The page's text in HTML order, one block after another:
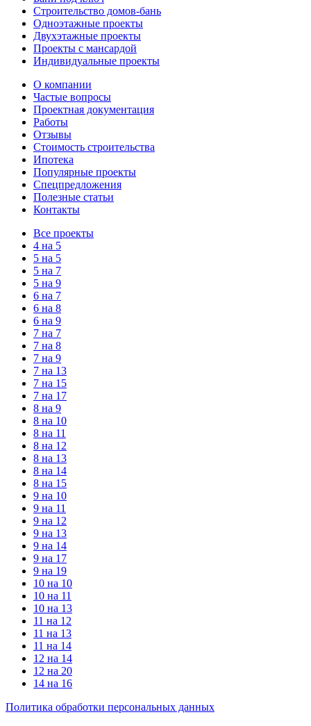
Строительство домов-бань
Одноэтажные проекты
Двухэтажные проекты
Проекты с мансардой
Индивидуальные проекты
О компании
Частые вопросы
Проектная документация
Работы
Отзывы
Стоимость строительства
Ипотека
Популярные проекты
Спецпредложения
Полезные статьи
Контакты
Все проекты
4 на 5
5 на 5
5 на 7
5 на 9
6 на 7
6 на 8
6 на 9
7 на 7
7 на 8
7 на 9
7 на 13
7 на 15
7 на 17
8 на 9
8 на 10
8 на 11
8 на 12
8 на 13
8 на 14
8 на 15
9 на 10
9 на 11
9 на 12
9 на 13
9 на 14
9 на 17
9 на 19
10 на 10
10 на 11
10 на 13
11 на 12
11 на 13
11 на 14
12 на 14
12 на 20
14 на 16
Политика обработки персональных данных